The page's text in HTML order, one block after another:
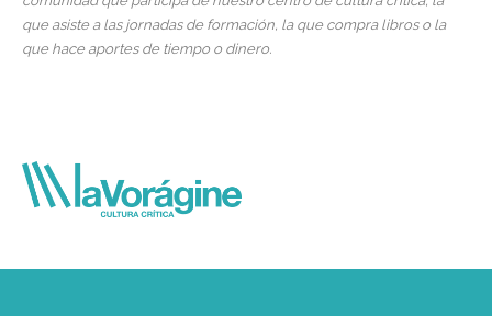
que asiste a las jornadas de formación, la que compra libros o la
que hace aportes de tiempo o dinero.